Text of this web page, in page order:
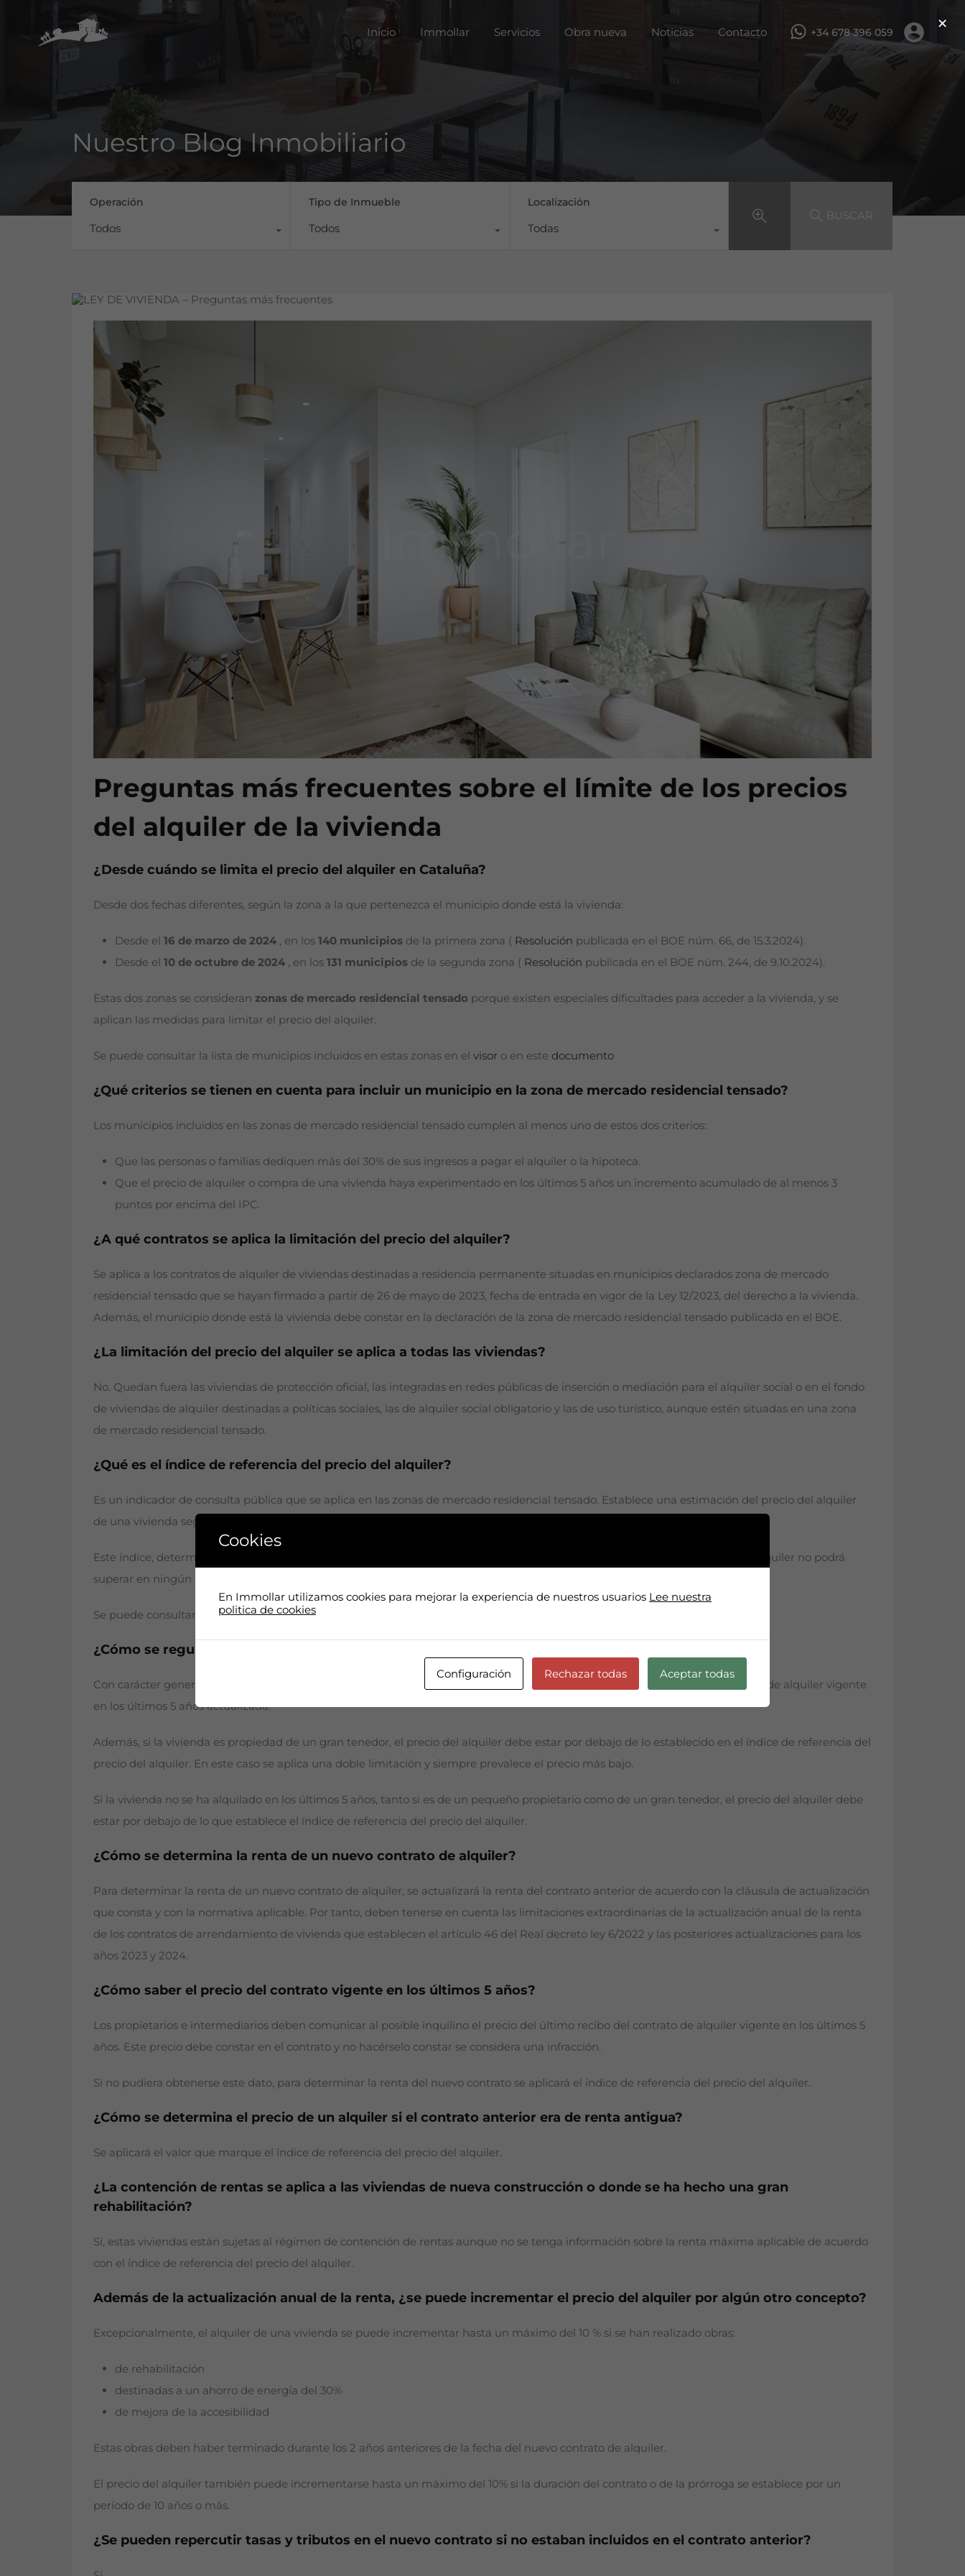
Inicio Servicios Obra nueva Noticias Contacto
Inicio Immollar Servicios Obra nueva Noticias Contacto +34 678 396 059
Nuestro Blog Inmobiliario
Operación
Todos
Tipo de Inmueble
Todos
Localización
Todas
BUSCAR
Preguntas más frecuentes sobre el límite de los precios
del alquiler de la vivienda
¿Desde cuándo se limita el precio del alquiler en Cataluña?
Desde dos fechas diferentes, según la zona a la que pertenezca el municipio donde está la vivienda:
Desde el 16 de marzo de 2024 , en los 140 municipios de la primera zona ( Resolución publicada en el BOE núm. 66, de 15.3.2024).
Desde el 10 de octubre de 2024 , en los 131 municipios de la segunda zona ( Resolución publicada en el BOE núm. 244, de 9.10.2024).
Estas dos zonas se consideran zonas de mercado residencial tensado porque existen especiales dificultades para acceder a la vivienda, y se
aplican las medidas para limitar el precio del alquiler.
Se puede consultar la lista de municipios incluidos en estas zonas en el visor o en este documento
¿Qué criterios se tienen en cuenta para incluir un municipio en la zona de mercado residencial tensado?
Los municipios incluidos en las zonas de mercado residencial tensado cumplen al menos uno de estos dos criterios:
Que las personas o familias dediquen más del 30% de sus ingresos a pagar el alquiler o la hipoteca.
Que el precio de alquiler o compra de una vivienda haya experimentado en los últimos 5 años un incremento acumulado de al menos 3
puntos por encima del IPC.
¿A qué contratos se aplica la limitación del precio del alquiler?
Se aplica a los contratos de alquiler de viviendas destinadas a residencia permanente situadas en municipios declarados zona de mercado
residencial tensado que se hayan firmado a partir de 26 de mayo de 2023, fecha de entrada en vigor de la Ley 12/2023, del derecho a la vivienda.
Además, el municipio donde está la vivienda debe constar en la declaración de la zona de mercado residencial tensado publicada en el BOE.
¿La limitación del precio del alquiler se aplica a todas las viviendas?
No. Quedan fuera las viviendas de protección oficial, las integradas en redes públicas de inserción o mediación para el alquiler social o en el fondo
de viviendas de alquiler destinadas a políticas sociales, las de alquiler social obligatorio y las de uso turístico, aunque estén situadas en una zona
de mercado residencial tensado.
¿Qué es el índice de referencia del precio del alquiler?
Es un indicador de consulta pública que se aplica en las zonas de mercado residencial tensado. Establece una estimación del precio del alquiler
de una vivienda según el lugar donde esté situado y sus características.
Este índice, determinado por el Ministerio de Vivienda y Agenda Urbana, ofrece un valor inferior y uno superior. El precio del alquiler no podrá
superar en ningún caso el valor superior.
Se puede consultar en laweb del Ministerio de Vivienda y Agenda Urbana
¿Cómo se regula el precio del alquiler de un nuevo contrato?
Con carácter general, el precio de un nuevo contrato de alquiler debe ser como máximo la renta del último recibo del contrato de alquiler vigente
en los últimos 5 años actualizada.
Además, si la vivienda es propiedad de un gran tenedor, el precio del alquiler debe estar por debajo de lo establecido en el índice de referencia del
precio del alquiler. En este caso se aplica una doble limitación y siempre prevalece el precio más bajo.
Si la vivienda no se ha alquilado en los últimos 5 años, tanto si es de un pequeño propietario como de un gran tenedor, el precio del alquiler debe
estar por debajo de lo que establece el índice de referencia del precio del alquiler.
¿Cómo se determina la renta de un nuevo contrato de alquiler?
Para determinar la renta de un nuevo contrato de alquiler, se actualizará la renta del contrato anterior de acuerdo con la cláusula de actualización
que consta y con la normativa aplicable. Por tanto, deben tenerse en cuenta las limitaciones extraordinarias de la actualización anual de la renta
de los contratos de arrendamiento de vivienda que establecen el artículo 46 del Real decreto ley 6/2022 y las posteriores actualizaciones para los
años 2023 y 2024.
¿Cómo saber el precio del contrato vigente en los últimos 5 años?
Los propietarios e intermediarios deben comunicar al posible inquilino el precio del último recibo del contrato de alquiler vigente en los últimos 5
años. Este precio debe constar en el contrato y no hacérselo constar se considera una infracción.
Si no pudiera obtenerse este dato, para determinar la renta del nuevo contrato se aplicará el índice de referencia del precio del alquiler.
¿Cómo se determina el precio de un alquiler si el contrato anterior era de renta antigua?
Se aplicará el valor que marque el índice de referencia del precio del alquiler.
¿La contención de rentas se aplica a las viviendas de nueva construcción o donde se ha hecho una gran
rehabilitación?
Sí, estas viviendas están sujetas al régimen de contención de rentas aunque no se tenga información sobre la renta máxima aplicable de acuerdo
con el índice de referencia del precio del alquiler.
Además de la actualización anual de la renta, ¿se puede incrementar el precio del alquiler por algún otro concepto?
Excepcionalmente, el alquiler de una vivienda se puede incrementar hasta un máximo del 10 % si se han realizado obras:
de rehabilitación
destinadas a un ahorro de energía del 30%
de mejora de la accesibilidad
Estas obras deben haber terminado durante los 2 años anteriores de la fecha del nuevo contrato de alquiler.
El precio del alquiler también puede incrementarse hasta un máximo del 10% si la duración del contrato o de la prórroga se establece por un
período de 10 años o más.
¿Se pueden repercutir tasas y tributos en el nuevo contrato si no estaban incluidos en el contrato anterior?
×
Cookies
En Immollar utilizamos cookies para mejorar la experiencia de nuestros usuarios Lee nuestra
politica de cookies
Configuración Rechazar todas Aceptar todas